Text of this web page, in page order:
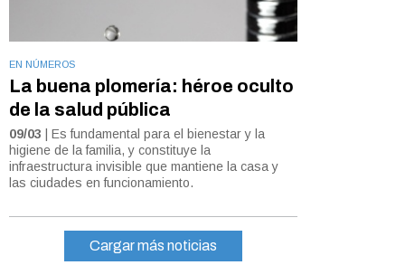
EN NÚMEROS
La buena plomería: héroe oculto
de la salud pública
09/03 | Es fundamental para el bienestar y la
higiene de la familia, y constituye la
infraestructura invisible que mantiene la casa y
las ciudades en funcionamiento.
Cargar más noticias